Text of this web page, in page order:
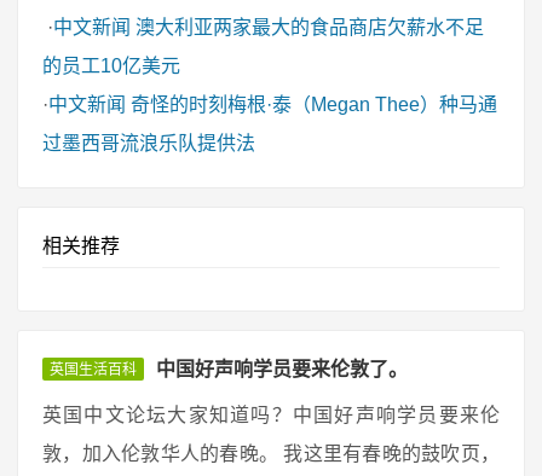
·中文新闻 澳大利亚两家最大的食品商店欠薪水不足
的员工10亿美元
·中文新闻 奇怪的时刻梅根·泰（Megan Thee）种马通
过墨西哥流浪乐队提供法
相关推荐
英国生活百科 中国好声响学员要来伦敦了。
英国中文论坛大家知道吗？中国好声响学员要来伦
敦，加入伦敦华人的春晚。 我这里有春晚的鼓吹页，